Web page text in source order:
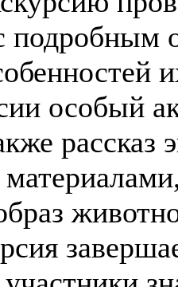
подробным
особый
рассказ